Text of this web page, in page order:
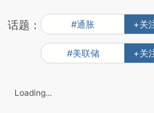
话题： #通胀 +关
#美联储 +关
Loading...